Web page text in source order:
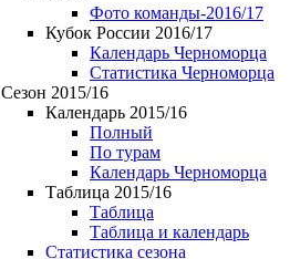
Фото команды-2016/17
Кубок России 2016/17
Календарь Черноморца
Статистика Черноморца
Сезон 2015/16
Календарь 2015/16
Полный
По турам
Календарь Черноморца
Таблица 2015/16
Таблица
Таблица и календарь
Статистика сезона